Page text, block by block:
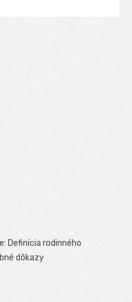
Definícia rodinného
dôkazy